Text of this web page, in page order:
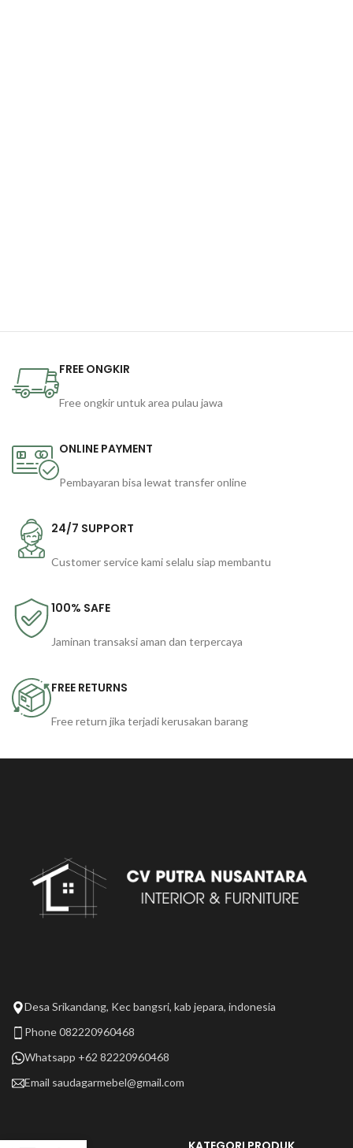
FREE ONGKIR
Free ongkir untuk area pulau jawa
ONLINE PAYMENT
Pembayaran bisa lewat transfer online
24/7 SUPPORT
Customer service kami selalu siap membantu
100% SAFE
Jaminan transaksi aman dan terpercaya
FREE RETURNS
Free return jika terjadi kerusakan barang
Desa Srikandang, Kec bangsri, kab jepara, indonesia
Phone 082220960468
Whatsapp +62 82220960468
Email saudagarmebel@gmail.com